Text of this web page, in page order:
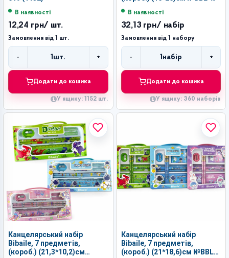
В наявності
12,24 грн/ шт.
Замовлення від 1 шт.
- 1шт. +
Додати до кошика
У ящику: 1152 шт.
В наявності
32,13 грн/ набір
Замовлення від 1 набору
-
Кількість
1набір +
Додати до кошика
У ящику: 360 наборів
Канцелярський набір
Bibaile, 7 предметів,
(короб.) (21,3*10,2)см
Канцелярський набір
Bibaile, 7 предметів,
(короб.) (21*18,6)см №BBL-